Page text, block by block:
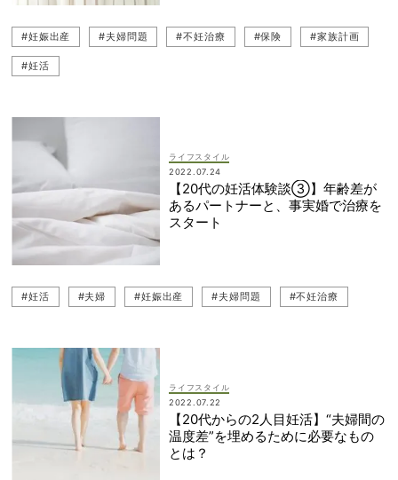
#妊娠出産 #夫婦問題 #不妊治療 #保険 #家族計画
#妊活
ライフスタイル
2022.07.24
【20代の妊活体験談③】年齢差が
あるパートナーと、事実婚で治療を
スタート
#妊活 #夫婦 #妊娠出産 #夫婦問題 #不妊治療
ライフスタイル
2022.07.22
【20代からの2人目妊活】“夫婦間の
温度差”を埋めるために必要なもの
とは？